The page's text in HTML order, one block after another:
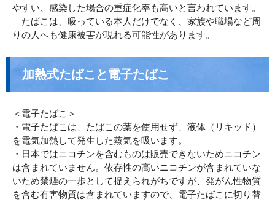
やすい、感染した場合の重症化率も高いと言われています。
たばこは、吸っている本人だけでなく、家族や職場など周
りの人へも健康被害が現れる可能性があります。
加熱式たばこと電子たばこ
＜電子たばこ＞
・電子たばこは、たばこの葉を使用せず、液体（リキッド）
を電気加熱して発生した蒸気を吸います。
・日本ではニコチンを含むものは販売できないためニコチン
は含まれていません。依存性の高いニコチンが含まれていな
いため禁煙の一歩として捉えられがちですが、発がん性物質
を含む有害物質は含まれていますので、電子たばこに切り替